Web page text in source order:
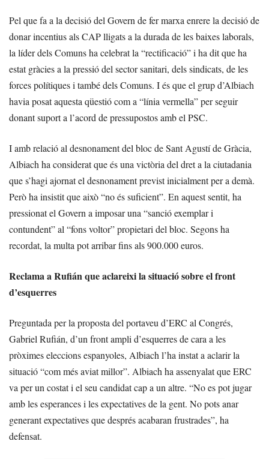
Pel que fa a la decisió del Govern de fer marxa enrere la decisió de
donar incentius als CAP lligats a la durada de les baixes laborals,
la líder dels Comuns ha celebrat la “rectificació” i ha dit que ha
estat gràcies a la pressió del sector sanitari, dels sindicats, de les
forces polítiques i també dels Comuns. I és que el grup d’Albiach
havia posat aquesta qüestió com a “línia vermella” per seguir
donant suport a l’acord de pressupostos amb el PSC.
I amb relació al desnonament del bloc de Sant Agustí de Gràcia,
Albiach ha considerat que és una victòria del dret a la ciutadania
que s’hagi ajornat el desnonament previst inicialment per a demà.
Però ha insistit que això “no és suficient”. En aquest sentit, ha
pressionat el Govern a imposar una “sanció exemplar i
contundent” al “fons voltor” propietari del bloc. Segons ha
recordat, la multa pot arribar fins als 900.000 euros.
Reclama a Rufián que aclareixi la situació sobre el front
d’esquerres
Preguntada per la proposta del portaveu d’ERC al Congrés,
Gabriel Rufián, d’un front ampli d’esquerres de cara a les
pròximes eleccions espanyoles, Albiach l’ha instat a aclarir la
situació “com més aviat millor”. Albiach ha assenyalat que ERC
va per un costat i el seu candidat cap a un altre. “No es pot jugar
amb les esperances i les expectatives de la gent. No pots anar
generant expectatives que després acabaran frustrades”, ha
defensat.